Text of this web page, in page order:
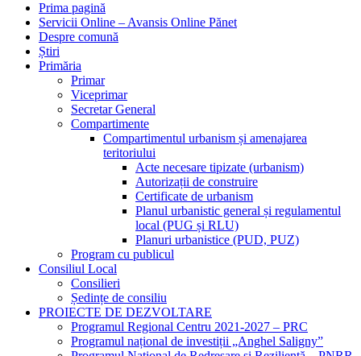
Prima pagină
Servicii Online – Avansis Online Pănet
Despre comună
Știri
Primăria
Primar
Viceprimar
Secretar General
Compartimente
Compartimentul urbanism și amenajarea
teritoriului
Acte necesare tipizate (urbanism)
Autorizații de construire
Certificate de urbanism
Planul urbanistic general și regulamentul
local (PUG și RLU)
Planuri urbanistice (PUD, PUZ)
Program cu publicul
Consiliul Local
Consilieri
Ședințe de consiliu
PROIECTE DE DEZVOLTARE
Programul Regional Centru 2021-2027 – PRC
Programul național de investiții „Anghel Saligny”